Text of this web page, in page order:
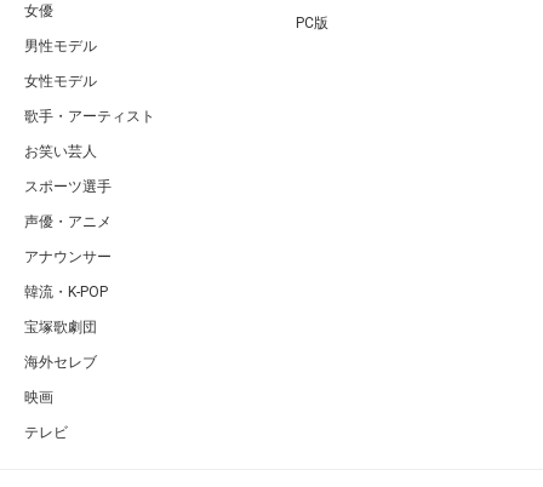
女優
男性モデル
女性モデル
歌手・アーティスト
お笑い芸人
スポーツ選手
声優・アニメ
アナウンサー
韓流・K-POP
宝塚歌劇団
海外セレブ
映画
テレビ
PC版